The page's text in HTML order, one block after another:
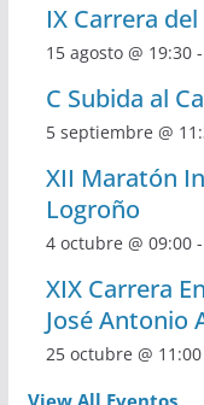
IX Carrera
15 agosto @ 19:30-
C Subida al
5 septiembre @
XII Maratón
Logroño
4 octubre @ 09:00-
XIX Carrera
José Antonio
25 octubre @ 11:00
View All Eventos